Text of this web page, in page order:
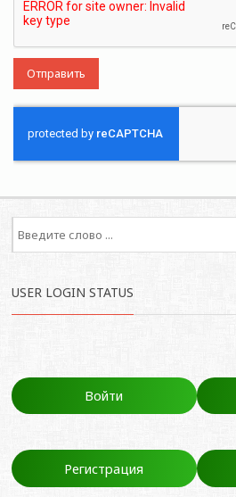
USER LOGIN STATUS
Войти
Регистрация